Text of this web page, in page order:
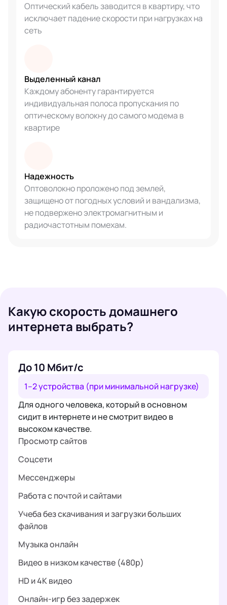
Оптический кабель заводится в квартиру, что
исключает падение скорости при нагрузках на
сеть
Выделенный канал
Каждому абоненту гарантируется
индивидуальная полоса пропускания по
оптическому волокну до самого модема в
квартире
Надежность
Оптоволокно проложено под землей,
защищено от погодных условий и вандализма,
не подвержено электромагнитным и
радиочастотным помехам.
Какую скорость домашнего
интернета выбрать?
До 10 Мбит/с
1–2 устройства (при минимальной нагрузке)
Для одного человека, который в основном
сидит в интернете и не смотрит видео в
высоком качестве.
Просмотр сайтов
Соцсети
Мессенджеры
Работа с почтой и сайтами
Учеба без скачивания и загрузки больших
файлов
Музыка онлайн
Видео в низком качестве (480p)
HD и 4K видео
Онлайн-игр без задержек